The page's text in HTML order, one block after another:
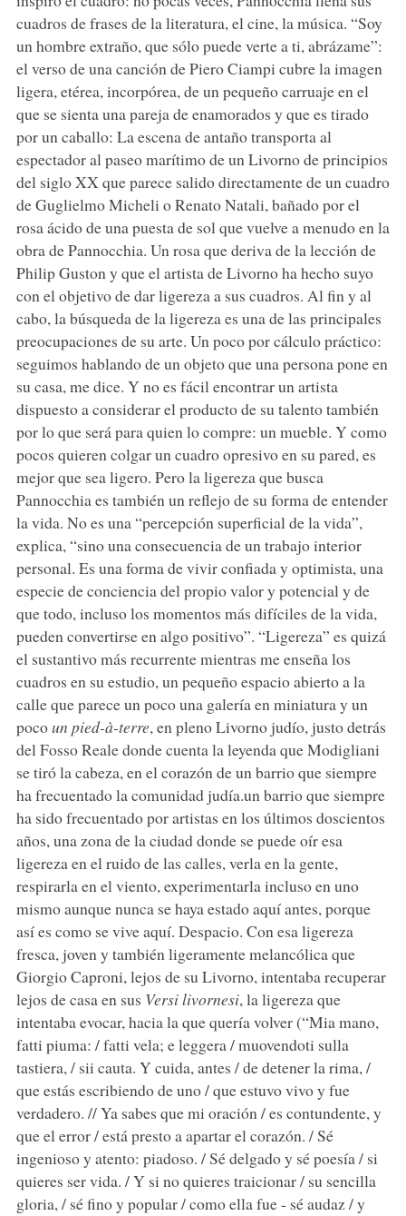
cuadros de frases de la literatura, el cine, la música. “Soy
un hombre extraño, que sólo puede verte a ti, abrázame”:
el verso de una canción de Piero Ciampi cubre la imagen
ligera, etérea, incorpórea, de un pequeño carruaje en el
que se sienta una pareja de enamorados y que es tirado
por un caballo: La escena de antaño transporta al
espectador al paseo marítimo de un Livorno de principios
del siglo XX que parece salido directamente de un cuadro
de Guglielmo Micheli o Renato Natali, bañado por el
rosa ácido de una puesta de sol que vuelve a menudo en la
obra de Pannocchia. Un rosa que deriva de la lección de
Philip Guston y que el artista de Livorno ha hecho suyo
con el objetivo de dar ligereza a sus cuadros. Al fin y al
cabo, la búsqueda de la ligereza es una de las principales
preocupaciones de su arte. Un poco por cálculo práctico:
seguimos hablando de un objeto que una persona pone en
su casa, me dice. Y no es fácil encontrar un artista
dispuesto a considerar el producto de su talento también
por lo que será para quien lo compre: un mueble. Y como
pocos quieren colgar un cuadro opresivo en su pared, es
mejor que sea ligero. Pero la ligereza que busca
Pannocchia es también un reflejo de su forma de entender
la vida. No es una “percepción superficial de la vida”,
explica, “sino una consecuencia de un trabajo interior
personal. Es una forma de vivir confiada y optimista, una
especie de conciencia del propio valor y potencial y de
que todo, incluso los momentos más difíciles de la vida,
pueden convertirse en algo positivo”. “Ligereza” es quizá
el sustantivo más recurrente mientras me enseña los
cuadros en su estudio, un pequeño espacio abierto a la
calle que parece un poco una galería en miniatura y un
pocoun pied-à-terre, en pleno Livorno judío, justo detrás
del Fosso Reale donde cuenta la leyenda que Modigliani
se tiró la cabeza, en el corazón de un barrio que siempre
ha frecuentado la comunidad judía.un barrio que siempre
ha sido frecuentado por artistas en los últimos doscientos
años, una zona de la ciudad donde se puede oír esa
ligereza en el ruido de las calles, verla en la gente,
respirarla en el viento, experimentarla incluso en uno
mismo aunque nunca se haya estado aquí antes, porque
así es como se vive aquí. Despacio. Con esa ligereza
fresca, joven y también ligeramente melancólica que
Giorgio Caproni, lejos de su Livorno, intentaba recuperar
lejos de casa en sus Versi livornesi, la ligereza que
intentaba evocar, hacia la que quería volver (“Mia mano,
fatti piuma: / fatti vela; e leggera / muovendoti sulla
tastiera, / sii cauta. Y cuida, antes / de detener la rima, /
que estás escribiendo de uno / que estuvo vivo y fue
verdadero. // Ya sabes que mi oración / es contundente, y
que el error / está presto a apartar el corazón. / Sé
ingenioso y atento: piadoso. / Sé delgado y sé poesía / si
quieres ser vida. / Y si no quieres traicionar / su sencilla
gloria, / sé fino y popular / como ella fue - sé audaz / y